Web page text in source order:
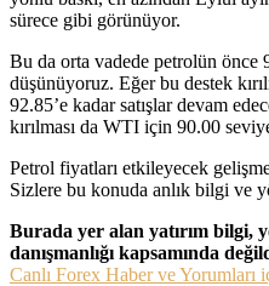
sürece gibi görünüyor.
Bu da orta vadede petrolün önce
düşünüyoruz. Eğer bu destek
92.85’e kadar satışlar devam
kırılması da WTI için 90.00
Petrol fiyatları etkileyecek
Sizlere bu konuda anlık bilgi ve
Burada yer alan yatırım bilgi,
danışmanlığı kapsamında
Canlı Forex Haber ve Yorumları